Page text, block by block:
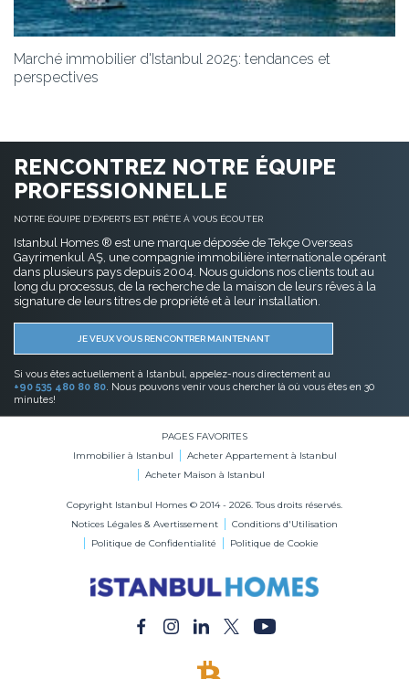
Marché immobilier d'Istanbul 2025: tendances et
perspectives
RENCONTREZ NOTRE ÉQUIPE
PROFESSIONNELLE
NOTRE ÉQUIPE D'EXPERTS EST PRÊTE À VOUS ÉCOUTER
Istanbul Homes ® est une marque déposée de Tekçe Overseas
Gayrimenkul AŞ, une compagnie immobilière internationale opérant
dans plusieurs pays depuis 2004. Nous guidons nos clients tout au
long du processus, de la recherche de la maison de leurs rêves à la
signature de leurs titres de propriété et à leur installation.
JE VEUX VOUS RENCONTRER MAINTENANT
Si vous êtes actuellement à Istanbul, appelez-nous directement au
+90 535 480 80 80. Nous pouvons venir vous chercher là où vous êtes en 30
minutes!
PAGES FAVORITES
Immobilier à Istanbul
Acheter Appartement à Istanbul
Acheter Maison à Istanbul
Copyright Istanbul Homes © 2014 - 2026. Tous droits réservés.
Notices Légales & Avertissement
Conditions d'Utilisation
Politique de Confidentialité
Politique de Cookie